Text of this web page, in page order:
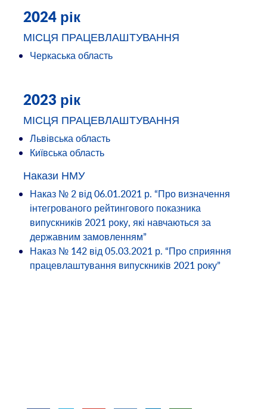
2024 рік
МІСЦЯ ПРАЦЕВЛАШТУВАННЯ
Черкаська область
2023 рік
МІСЦЯ ПРАЦЕВЛАШТУВАННЯ
Львівська область
Київська область
Накази НМУ
Наказ № 2 від 06.01.2021 р. “Про визначення
інтегрованого рейтингового показника
випускників 2021 року, які навчаються за
державним замовленням”
Наказ № 142 від 05.03.2021 р. “Про сприяння
працевлаштування випускників 2021 року”